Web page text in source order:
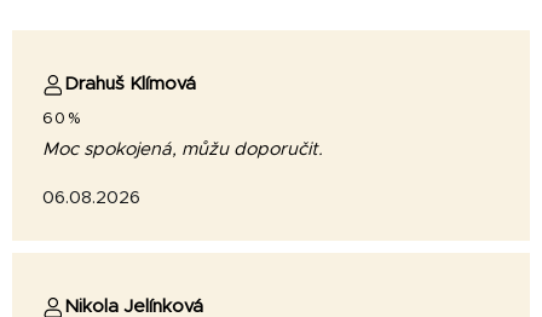
Drahuš Klímová
60%
Moc spokojená, můžu doporučit.
06.08.2026
Nikola Jelínková